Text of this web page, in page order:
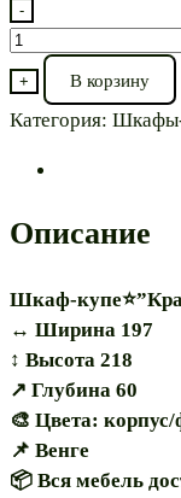
-
Количество
товара
Шкаф-
купе⭐"Крафт-6
+ В корзину
Категория:
Описание
Шкаф-
↔️ Ширина 197
↕️ Высота 218
↗️ Глубина 60
🎨 Цвета: корпус/
📌 Венге
📦 Вся мебель